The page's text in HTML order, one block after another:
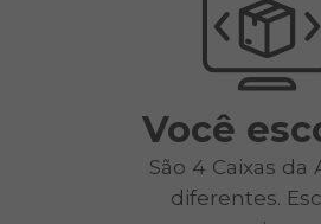
Você
São 4 Caixas da
diferentes.